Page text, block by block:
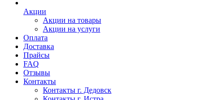
Акции
Акции на товары
Акции на услуги
Оплата
Доставка
Прайсы
FAQ
Отзывы
Контакты
Контакты г. Дедовск